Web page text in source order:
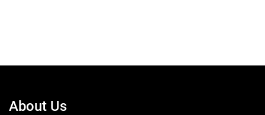
About Us